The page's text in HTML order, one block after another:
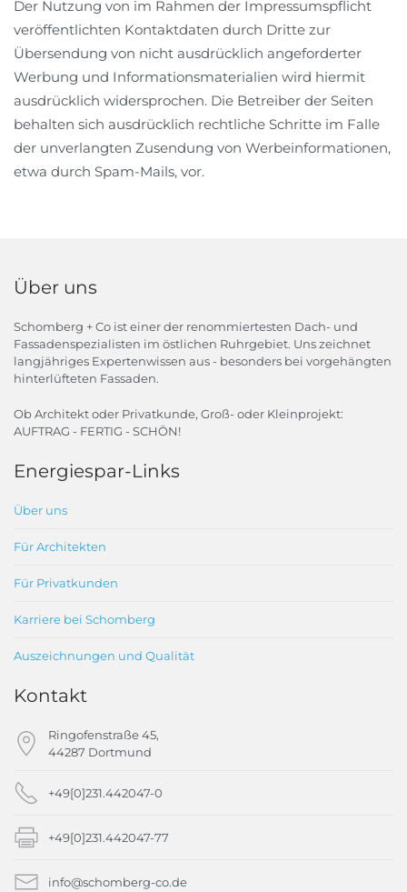
Der Nutzung von im Rahmen der Impressumspflicht
veröffentlichten Kontaktdaten durch Dritte zur
Übersendung von nicht ausdrücklich angeforderter
Werbung und Informationsmaterialien wird hiermit
ausdrücklich widersprochen. Die Betreiber der Seiten
behalten sich ausdrücklich rechtliche Schritte im Falle
der unverlangten Zusendung von Werbeinformationen,
etwa durch Spam-Mails, vor.
Über uns
Schomberg + Co ist einer der renommiertesten Dach- und
Fassadenspezialisten im östlichen Ruhrgebiet. Uns zeichnet
langjähriges Expertenwissen aus - besonders bei vorgehängten
hinterlüfteten Fassaden.
Ob Architekt oder Privatkunde, Groß- oder Kleinprojekt:
AUFTRAG - FERTIG - SCHÖN!
Energiespar-Links
Über uns
Für Architekten
Für Privatkunden
Karriere bei Schomberg
Auszeichnungen und Qualität
Kontakt
Ringofenstraße 45,
44287 Dortmund
+49[0]231.442047-0
+49[0]231.442047-77
info@schomberg-co.de